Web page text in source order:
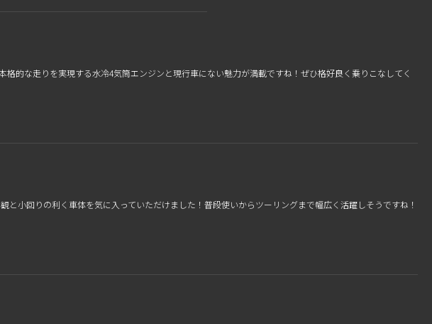
的な走りを実現する水冷4気筒エンジンと現行車にない魅力が満載ですね！ぜひ格好良く乗りこなしてく
と小回りの利く車体を気に入っていただけました！普段使いからツーリングまで幅広く活躍しそうですね！